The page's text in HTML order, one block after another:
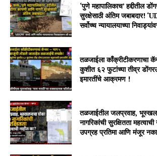
‘पुणे महापालिकाच’ हद्दीतील
सुरक्षेसाठी अंतिम जबाबदार!
सर्वोच्च न्यायालयाच्या
तळजाईला काँक्रीटीकरणाचा
कुशीत ६२ फुटांच्या तीव्र
इमारतींचे आक्रमण !
तळजाईतील जलप्रवाह,
नागरिकांची सुरक्षितता
उपग्रह प्रतिमा आणि मंजूर